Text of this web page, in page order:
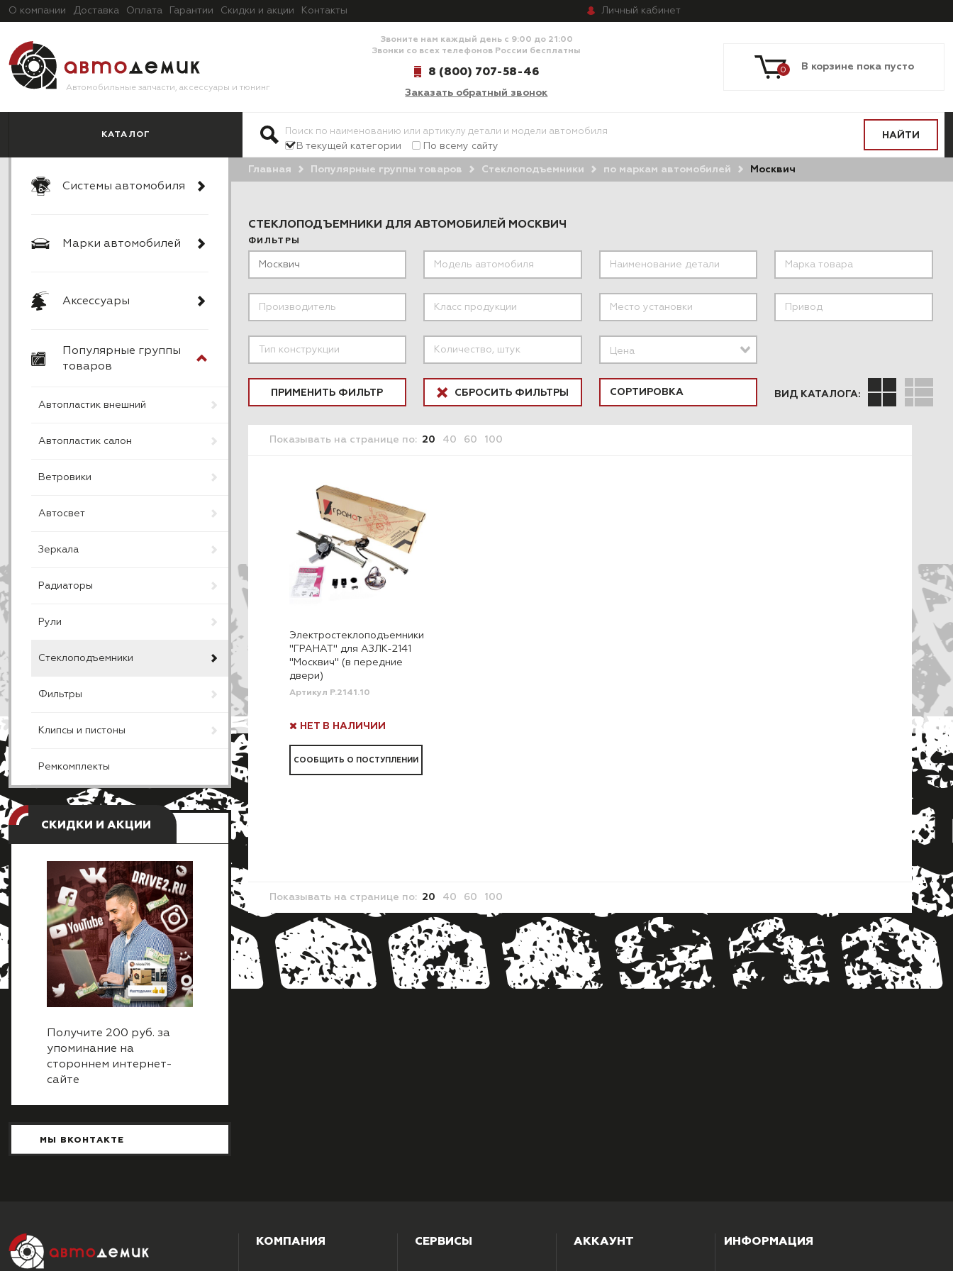
О компании Доставка Оплата Гарантии Скидки и акции Контакты Личный кабинет
Автомобильные запчасти, аксессуары и тюнинг
Звоните нам каждый день с 9:00 до 21:00
Звонки со всех телефонов России бесплатны
8 (800) 707-58-46
Заказать обратный звонок
0 В корзине пока пусто
КАТАЛОГ
НАЙТИ
В текущей категории
По всему сайту
ПО МОДЕЛИ
ПО СИСТЕМАМ
Системы автомобиля
Марки автомобилей
Аксессуары
Популярные группы
товаров
Автопластик внешний
Автопластик салон
Ветровики
Автосвет
Зеркала
Радиаторы
Рули
Стеклоподъемники
Фильтры
Клипсы и пистоны
Ремкомплекты
СКИДКИ И АКЦИИ
Получите 200 руб. за
упоминание на
стороннем интернет-
сайте
МЫ ВКОНТАКТЕ
Главная Популярные группы товаров Стеклоподъемники по маркам автомобилей Москвич
СТЕКЛОПОДЪЕМНИКИ ДЛЯ АВТОМОБИЛЕЙ МОСКВИЧ
ФИЛЬТРЫ
Цена
ПРИМЕНИТЬ ФИЛЬТР СБРОСИТЬ ФИЛЬТРЫ ВИД КАТАЛОГА:
Показывать на странице по: 20 40 60 100
Электростеклоподъемники
"ГРАНАТ" для АЗЛК-2141
"Москвич" (в передние
двери)
Артикул P.2141.10
НЕТ В НАЛИЧИИ
СООБЩИТЬ О ПОСТУПЛЕНИИ
Показывать на странице по: 20 40 60 100
КОМПАНИЯ СЕРВИСЫ АККАУНТ ИНФОРМАЦИЯ